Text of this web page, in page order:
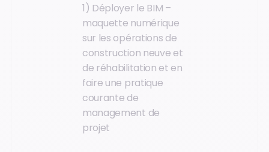
1) Déployer le BIM –
maquette numérique
sur les opérations de
construction neuve et
de réhabilitation et en
faire une pratique
courante de
management de
projet